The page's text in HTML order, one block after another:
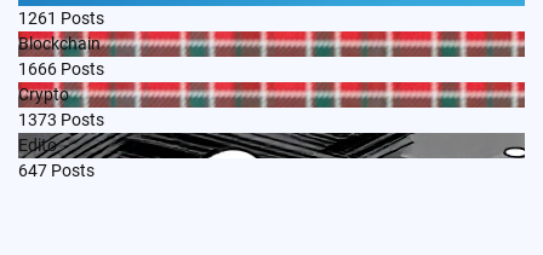
1261 Posts
Blockchain
1666 Posts
Crypto
1373 Posts
Edito
647 Posts